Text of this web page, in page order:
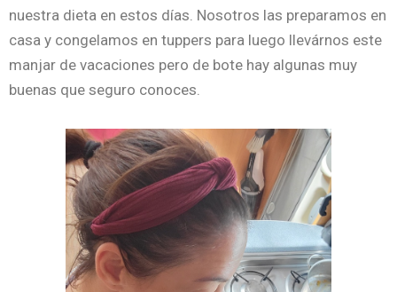
nuestra dieta en estos días. Nosotros las preparamos en
casa y congelamos en tuppers para luego llevárnos este
manjar de vacaciones pero de bote hay algunas muy
buenas que seguro conoces.